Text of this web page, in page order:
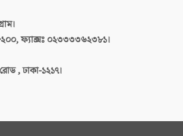
ফ্যাক্সঃ ০২৩৩৩৩৬২৩৮১।
, ঢাকা-১২১৭।